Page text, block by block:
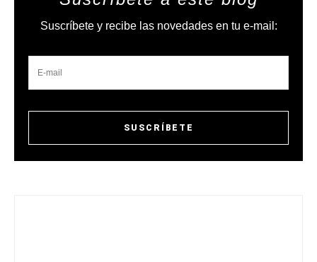
Suscríbete y recibe las novedades en tu e-mail: